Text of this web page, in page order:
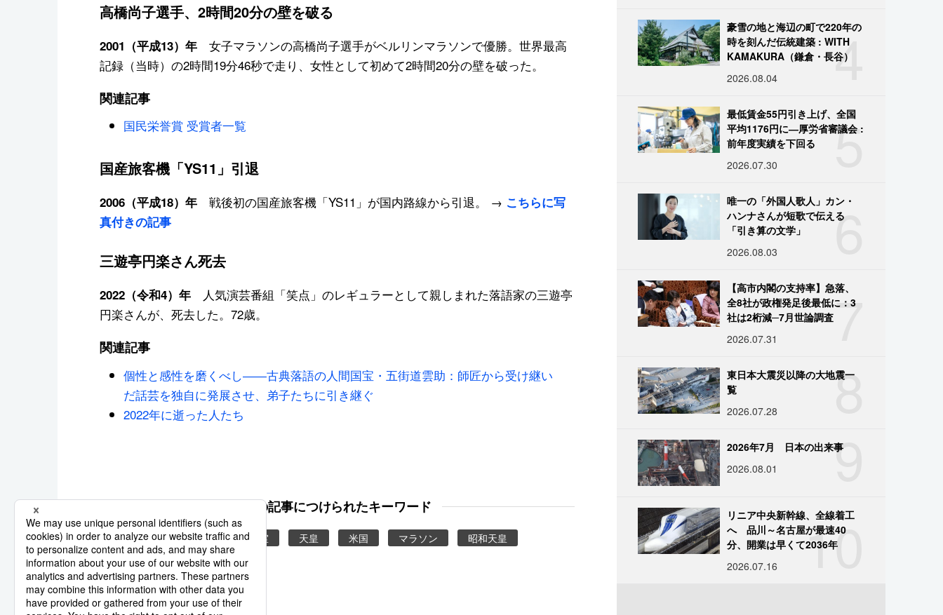
高橋尚子選手、2時間20分の壁を破る
2001（平成13）年女子マラソンの高橋尚子選手がベルリンマラソンで優勝。世界最高
記録（当時）の2時間19分46秒で走り、女性として初めて2時間20分の壁を破った。
関連記事
国民栄誉賞 受賞者一覧
国産旅客機「YS11」引退
2006（平成18）年戦後初の国産旅客機「YS11」が国内路線から引退。 → こちらに写
真付きの記事
三遊亭円楽さん死去
2022（令和4）年人気演芸番組「笑点」のレギュラーとして親しまれた落語家の三遊亭
円楽さんが、死去した。72歳。
関連記事
個性と感性を磨くべし――古典落語の人間国宝・五街道雲助：師匠から受け継い
だ話芸を独自に発展させ、弟子たちに引き継ぐ
2022年に逝った人たち
この記事につけられたキーワード
皇室・王室 原子力 皇室 天皇 米国 マラソン 昭和天皇
4
豪雪の地と海辺の町で220年の
時を刻んだ伝統建築 : WITH
KAMAKURA（鎌倉・長谷）
2026.08.04
5
最低賃金55円引き上げ、全国
平均1176円に―厚労省審議会 :
前年度実績を下回る
2026.07.30
6
唯一の「外国人歌人」カン・
ハンナさんが短歌で伝える
「引き算の文学」
2026.08.03
7
【高市内閣の支持率】急落、
全8社が政権発足後最低に：3
社は2桁減─7月世論調査
2026.07.31
8
東日本大震災以降の大地震一
覧
2026.07.28
9
2026年7月 日本の出来事
2026.08.01
10
リニア中央新幹線、全線着工
へ 品川～名古屋が最速40
分、開業は早くて2036年
2026.07.16